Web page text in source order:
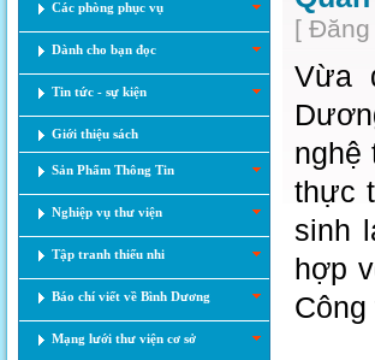
Các phòng phục vụ
Dành cho bạn đọc
Tin tức - sự kiện
Giới thiệu sách
Sản Phẩm Thông Tin
Nghiệp vụ thư viện
Tập tranh thiếu nhi
Báo chí viết về Bình Dương
Mạng lưới thư viện cơ sở
[ Đăng
Vừa
nghệ
thực
sinh
hợp